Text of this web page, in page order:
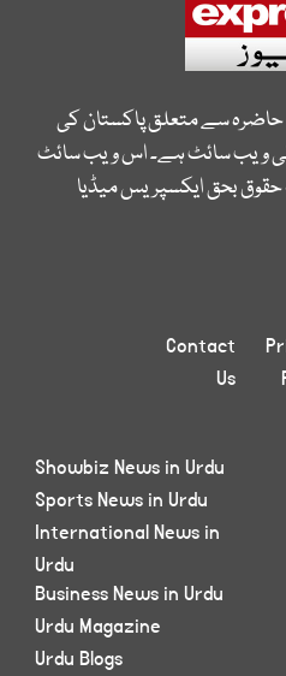
حاضرہ سے متعلق پاکستان کی
ویب سائٹ ہے۔ اس ویب سائٹ
حقوق بحق ایکسپریس میڈیا
Contact
Us
Showbiz News in Urdu
Sports News in Urdu
International News in
Urdu
Business News in Urdu
Urdu Magazine
Urdu Blogs